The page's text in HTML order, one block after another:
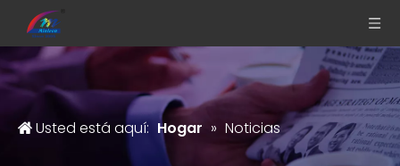
Usted está aquí: Hogar » Noticias